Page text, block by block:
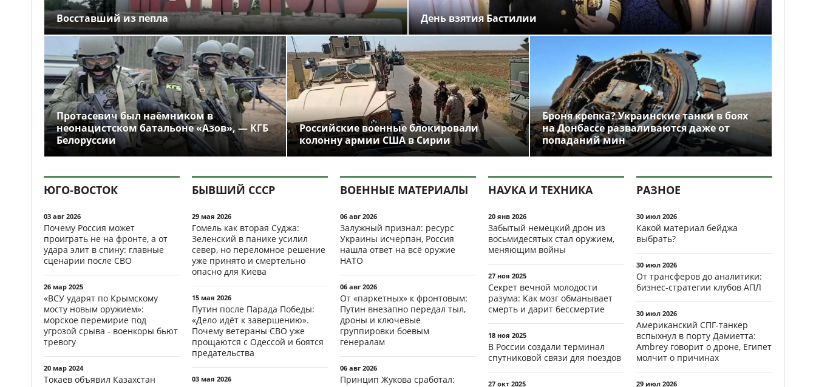
Восставший из пепла День взятия Бастилии
Протасевич был наёмником в
неонацистском батальоне «Азов», — КГБ
Белоруссии
Российские военные блокировали
колонну армии США в Сирии
Броня крепка? Украинские танки в боях
на Донбассе разваливаются даже от
попаданий мин
ЮГО-ВОСТОК
03 авг 2026
Почему Россия может
проиграть не на фронте, а от
удара элит в спину: главные
сценарии после СВО
26 мар 2025
«ВСУ ударят по Крымскому
мосту новым оружием»:
морское перемирие под
угрозой срыва - военкоры бьют
тревогу
20 мар 2024
Токаев объявил Казахстан
БЫВШИЙ СССР
29 мая 2026
Гомель как вторая Суджа:
Зеленский в панике усилил
север, но переломное решение
уже принято и смертельно
опасно для Киева
15 мая 2026
Путин после Парада Победы:
«Дело идёт к завершению».
Почему ветераны СВО уже
прощаются с Одессой и боятся
предательства
03 мая 2026
ВОЕННЫЕ МАТЕРИАЛЫ
06 авг 2026
Залужный признал: ресурс
Украины исчерпан, Россия
нашла ответ на всё оружие
НАТО
06 авг 2026
От «паркетных» к фронтовым:
Путин внезапно передал тыл,
дроны и ключевые
группировки боевым
генералам
06 авг 2026
Принцип Жукова сработал:
НАУКА И ТЕХНИКА
20 янв 2026
Забытый немецкий дрон из
восьмидесятых стал оружием,
меняющим войны
27 ноя 2025
Секрет вечной молодости
разума: Как мозг обманывает
смерть и дарит бессмертие
18 ноя 2025
В России создали терминал
спутниковой связи для поездов
27 окт 2025
РАЗНОЕ
30 июл 2026
Какой материал бейджа
выбрать?
30 июл 2026
От трансферов до аналитики:
бизнес-стратегии клубов АПЛ
30 июл 2026
Американский СПГ-танкер
вспыхнул в порту Дамиетта:
Ambrey говорит о дроне, Египет
молчит о причинах
29 июл 2026